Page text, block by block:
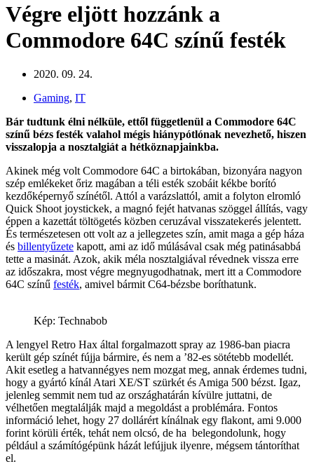
Végre eljött hozzánk a
Commodore 64C színű festék
2020. 09. 24.
Gaming, IT
Bár tudtunk élni nélküle, ettől függetlenül a Commodore 64C
színű bézs festék valahol mégis hiánypótlónak nevezhető, hiszen
visszalopja a nosztalgiát a hétköznapjainkba.
Akinek még volt Commodore 64C a birtokában, bizonyára nagyon
szép emlékeket őriz magában a téli esték szobáit kékbe borító
kezdőképernyő színétől. Attól a varázslattól, amit a folyton elromló
Quick Shoot joystickek, a magnó fejét hatvanas szöggel állítás, vagy
éppen a kazettát töltögetés közben ceruzával visszatekerés jelentett.
És természetesen ott volt az a jellegzetes szín, amit maga a gép háza
és billentyűzete kapott, ami az idő múlásával csak még patinásabbá
tette a masinát. Azok, akik méla nosztalgiával révednek vissza erre
az időszakra, most végre megnyugodhatnak, mert itt a Commodore
64C színű festék, amivel bármit C64-bézsbe boríthatunk.
Kép: Technabob
A lengyel Retro Hax által forgalmazott spray az 1986-ban piacra
került gép színét fújja bármire, és nem a ’82-es sötétebb modellét.
Akit esetleg a hatvannégyes nem mozgat meg, annak érdemes tudni,
hogy a gyártó kínál Atari XE/ST szürkét és Amiga 500 bézst. Igaz,
jelenleg semmit nem tud az országhatárán kívülre juttatni, de
vélhetően megtalálják majd a megoldást a problémára. Fontos
információ lehet, hogy 27 dollárért kínálnak egy flakont, ami 9.000
forint körüli érték, tehát nem olcsó, de ha belegondolunk, hogy
például a számítógépünk házát lefújjuk ilyenre, mégsem tántoríthat
el.